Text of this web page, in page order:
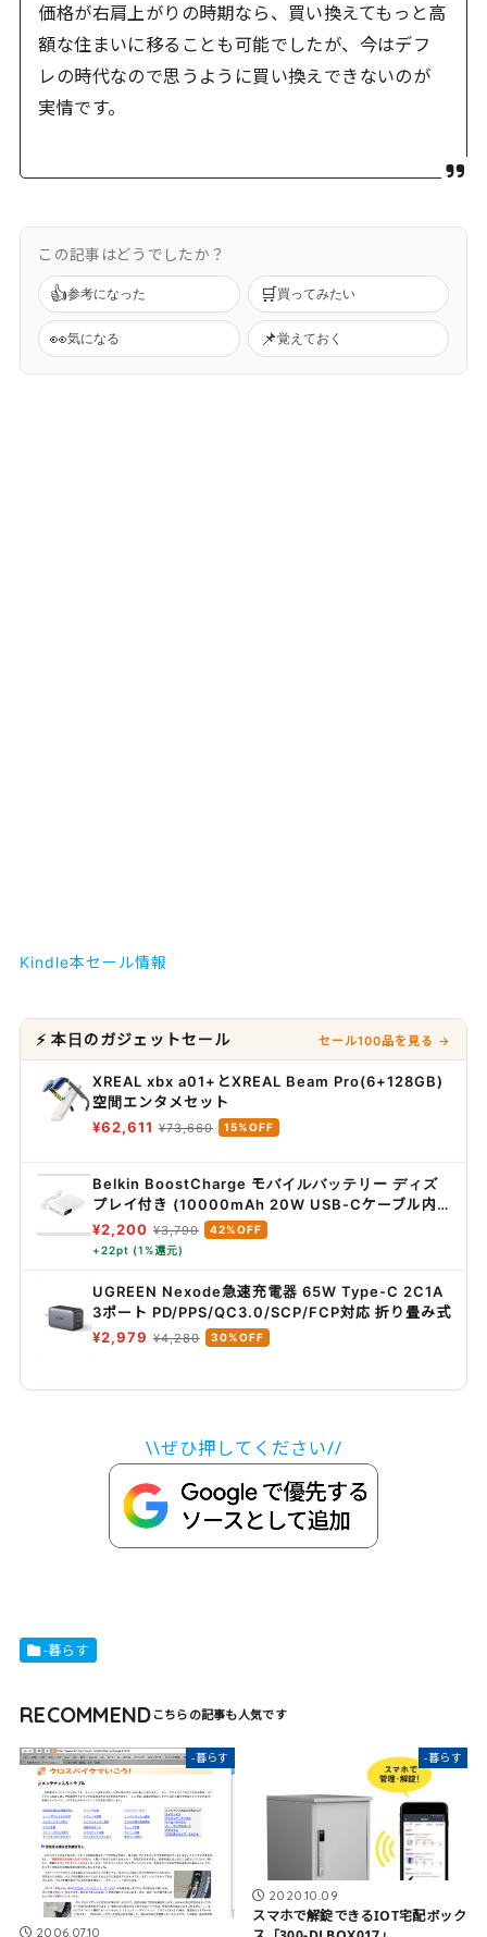
価格が右肩上がりの時期なら、買い換えてもっと高
額な住まいに移ることも可能でしたが、今はデフ
レの時代なので思うように買い換えできないのが
実情です。
この記事はどうでしたか？
👍参考になった 🛒買ってみたい
👀気になる 📌覚えておく
Kindle本セール情報
⚡ 本日のガジェットセール セール100品を見る →
XREAL xbx a01+とXREAL Beam Pro(6+128GB)
空間エンタメセット
¥62,611 ¥73,660 15%OFF
Belkin BoostCharge モバイルバッテリー ディズ
プレイ付き (10000mAh 20W USB-Cケーブル内
蔵) 最大20W PD高速充電対応 PPS対応
iPhone&Androidスマホ対応 2台同時充電 PSE認証
軽量&コンパクト 機内持込可能 アウトドア/災害/緊
急用の便利グッズ メーカー保証2年 ホワイト
BPB027fqWH
¥2,200 ¥3,790
42%OFF
+22pt (1%還元)
UGREEN Nexode急速充電器 65W Type-C 2C1A
3ポート PD/PPS/QC3.0/SCP/FCP対応 折り畳み式
¥2,979 ¥4,280 30%OFF
\\ぜひ押してください//
-暮らす
RECOMMEND
-暮らす
2006.07.10
-暮らす
2020.10.09
スマホで解錠できるIOT宅配ボック